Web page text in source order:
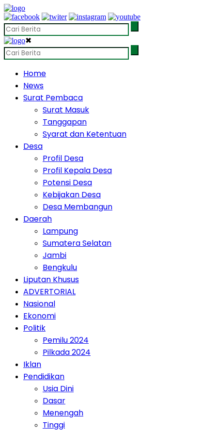
✖
Home
News
Surat Pembaca
Surat Masuk
Tanggapan
Syarat dan Ketentuan
Desa
Profil Desa
Profil Kepala Desa
Potensi Desa
Kebijakan Desa
Desa Membangun
Daerah
Lampung
Sumatera Selatan
Jambi
Bengkulu
Liputan Khusus
ADVERTORIAL
Nasional
Ekonomi
Politik
Pemilu 2024
Pilkada 2024
Iklan
Pendidikan
Usia Dini
Dasar
Menengah
Tinggi